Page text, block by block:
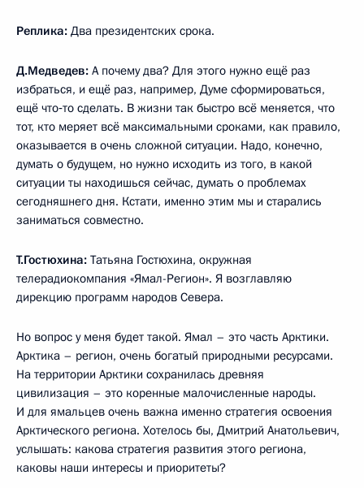
Реплика: Два президентских срока.
Д.Медведев: А почему два? Для этого нужно ещё раз
избраться, и ещё раз, например, Думе сформироваться,
ещё что‑то сделать. В жизни так быстро всё меняется, что
тот, кто меряет всё максимальными сроками, как правило,
оказывается в очень сложной ситуации. Надо, конечно,
думать о будущем, но нужно исходить из того, в какой
ситуации ты находишься сейчас, думать о проблемах
сегодняшнего дня. Кстати, именно этим мы и старались
заниматься совместно.
Т.Гостюхина: Татьяна Гостюхина, окружная
телерадиокомпания «Ямал-Регион». Я возглавляю
дирекцию программ народов Севера.
Но вопрос у меня будет такой. Ямал – это часть Арктики.
Арктика – регион, очень богатый природными ресурсами.
На территории Арктики сохранилась древняя
цивилизация – это коренные малочисленные народы.
И для ямальцев очень важна именно стратегия освоения
Арктического региона. Хотелось бы, Дмитрий Анатольевич,
услышать: какова стратегия развития этого региона,
каковы наши интересы и приоритеты?